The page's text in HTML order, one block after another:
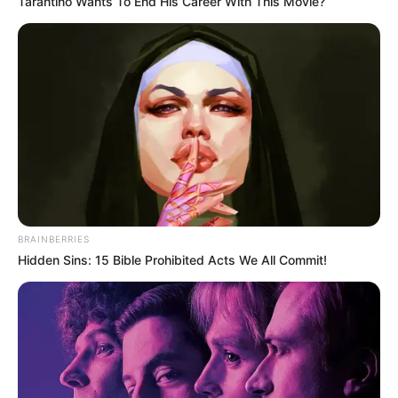
A konklúzió a kimondott szavainkért nemtől,
családi háttértől függetlenül felelősséget kell
vállalnunk”– szögezte le Molnár Áron a Facebookra
feltöltött videójában. A színész hozzátette, hogy
sokféleképpen kérhetünk bocsánatot, a lényeg,
hogy szívből jöjjön. „Nekem ez nem is tud
máshonnan jönni” – fogalmazta meg.
A házaspár azonban most újabb, súlyos fordulatról
Ezért kell ma félnie egy nőnek, egy családnak, egy
apának? Mert ha igen, már csak egy lépés választ el
minket attól, hogy fegyvert fogjunk, és mint az
állatok, egymásnak essünk” – írták az Instagramon
BRAINBERRIES
Hidden Sins: 15 Bible Prohibited Acts We All Commit!